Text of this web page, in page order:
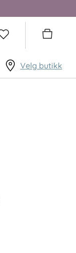
Velg butikk